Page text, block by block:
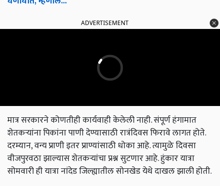
ADVERTISEMENT
मात्र सरकारने कोणतीही कार्यवाही केलेली नाही. संपूर्ण हंगामात
शेतकऱ्यांना पिकांना पाणी देण्यासाठी रात्रंदिवस फिरावे लागत होते.
दरम्यान, वन्य प्राणी इतर प्राण्यांसाठी धोका आहे. त्यामुळे दिवसा
वीजपुरवठा झाल्यास शेतकऱ्यांचा प्रश्न सुटणार आहे. हुंकार यात्रा
सोमवारी ही यात्रा नांदेड जिल्ह्यातील सोनखेड येथे दाखल झाली होती.